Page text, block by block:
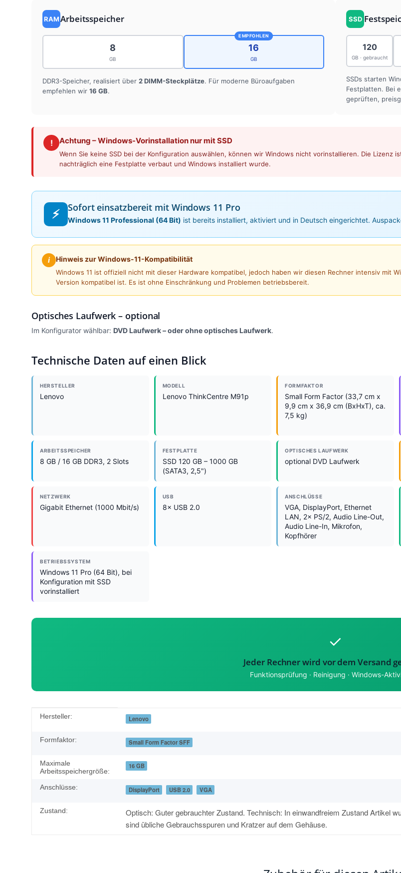
RAMArbeitsspeicher
8
GB
EMPFOHLEN
16
GB
DDR3-Speicher, realisiert über 2 DIMM-Steckplätze. Für moderne Büroaufgaben
empfehlen wir 16 GB.
SSD
120
GB · gebraucht
SSDs starten
Festplatten. Bei
geprüften,
! Achtung – Windows-Vorinstallation nur mit SSD
Wenn Sie keine SSD bei der Konfiguration auswählen, können wir Windows nicht vorinstallieren. Die
nachträglich eine Festplatte verbaut und Windows installiert wurde.
⚡ Sofort einsatzbereit mit Windows 11 Pro
Windows 11 Professional (64 Bit) ist bereits installiert, aktiviert und in Deutsch eingerichtet.
i Hinweis zur Windows-11-Kompatibilität
Windows 11 ist offiziell nicht mit dieser Hardware kompatibel, jedoch haben wir diesen Rechner intensiv mit
Version kompatibel ist. Es ist ohne Einschränkung und Problemen betriebsbereit.
Optisches Laufwerk – optional
Im Konfigurator wählbar: DVD Laufwerk – oder ohne optisches Laufwerk.
Technische Daten auf einen Blick
HERSTELLER
Lenovo
MODELL
Lenovo ThinkCentre M91p
FORMFAKTOR
Small Form Factor (33,7 cm x
9,9 cm x 36,9 cm (BxHxT), ca.
7,5 kg)
ARBEITSSPEICHER
8 GB / 16 GB DDR3, 2 Slots
FESTPLATTE
SSD 120 GB – 1000 GB
(SATA3, 2,5")
OPTISCHES LAUFWERK
optional DVD Laufwerk
NETZWERK
Gigabit Ethernet (1000 Mbit/s)
USB
8× USB 2.0
ANSCHLÜSSE
VGA, DisplayPort, Ethernet
LAN, 2× PS/2, Audio Line-Out,
Audio Line-In, Mikrofon,
Kopfhörer
BETRIEBSSYSTEM
Windows 11 Pro (64 Bit), bei
Konfiguration mit SSD
vorinstalliert
✓
Jeder Rechner wird vor dem Versand
Funktionsprüfung · Reinigung · Windows-
Produkteigenschaft
Wert
Hersteller: Lenovo
Formfaktor: Small Form Factor SFF
Maximale
Arbeitsspeichergröße:
16 GB
Anschlüsse: DisplayPort USB 2.0 VGA
Zustand:
Optisch: Guter gebrauchter Zustand. Technisch: In einwandfreiem Zustand Artikel
sind übliche Gebrauchsspuren und Kratzer auf dem Gehäuse.